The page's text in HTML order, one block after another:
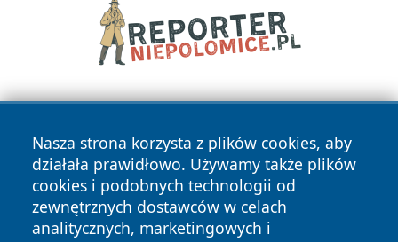
Nasza strona korzysta z plików cookies, aby
działała prawidłowo. Używamy także plików
cookies i podobnych technologii od
zewnętrznych dostawców w celach
analitycznych, marketingowych i
Copyright © 2026 zawiercieonline.pl Wszystkie prawa
zastrzeżone.